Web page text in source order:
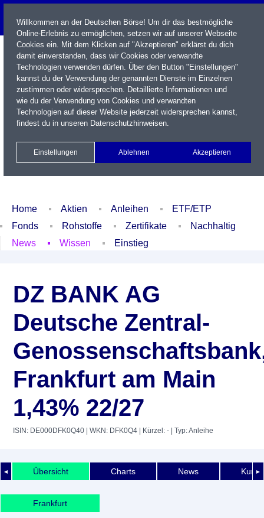
Name / WKN / ISIN / Kürzel
Newsletter Kontakt
Xetra Realtime
Watchlist Portfolio Login
Home Aktien Anleihen
ETF/ETP
Fonds
Rohstoffe Zertifikate
Nachhaltig
News
Wissen Einstieg
DZ BANK AG
Deutsche Zentral-
Frankfurt am Main
1,43% 22/27
ISIN: DE000DFK0Q40 | WKN: DFK0Q4 | Kürzel: - | Typ: Anleihe
◄ ►
Übersicht Charts News
Frankfurt
Willkommen an der Deutschen Börse! Um dir das bestmögliche
Online-Erlebnis zu ermöglichen, setzen wir auf unserer Webseite
Cookies ein. Mit dem Klicken auf "Akzeptieren" erklärst du dich
damit einverstanden, dass wir Cookies oder verwandte
Technologien verwenden dürfen. Über den Button "Einstellungen"
kannst du der Verwendung der genannten Dienste im Einzelnen
zustimmen oder widersprechen. Detaillierte Informationen und
wie du der Verwendung von Cookies und verwandten
Technologien auf dieser Website jederzeit widersprechen kannst,
findest du in unseren Datenschutzhinweisen.
Einstellungen Ablehnen Akzeptieren